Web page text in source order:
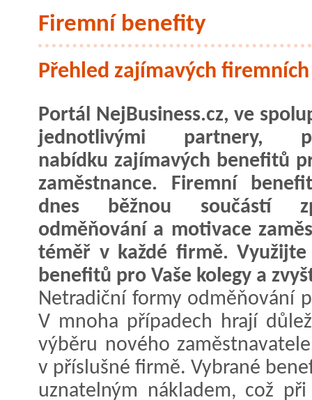
Firemní benefity
Přehled zajímavých
Portál NejBusiness.cz, ve
jednotlivými partnery,
nabídku zajímavých benefitů
zaměstnance. Firemní
dnes běžnou součástí
odměňování a motivace
téměř v každé firmě.
benefitů pro Vaše kolegy a
Netradiční formy odměňování
V mnoha případech hrají
výběru nového
v příslušné firmě. Vybrané
uznatelným nákladem, což